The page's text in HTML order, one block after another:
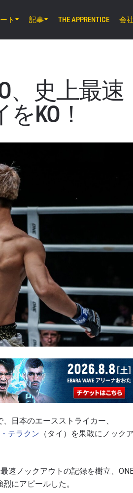
8月14日（金）11時30分 UTC
ルンピニー・スタジアム, バンコク
ONE Friday Fights 166 &
ト 記事 THE APPRENTICE 会
、史上最速
KO！
、日本のエースストライカー、
テラクン （タイ）を果敢にノック
速ノックアウトの記録を樹立、
にアピールした。